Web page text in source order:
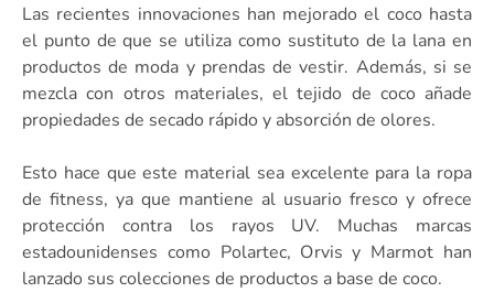
Las recientes innovaciones han mejorado el coco hasta
el punto de que se utiliza como sustituto de la lana en
productos de moda y prendas de vestir. Además, si se
mezcla con otros materiales, el tejido de coco añade
propiedades de secado rápido y absorción de olores.
Esto hace que este material sea excelente para la ropa
de fitness, ya que mantiene al usuario fresco y ofrece
protección contra los rayos UV. Muchas marcas
estadounidenses como Polartec, Orvis y Marmot han
lanzado sus colecciones de productos a base de coco.